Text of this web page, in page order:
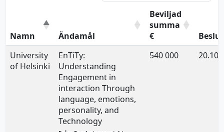
Namn Ändamål
Beviljad
summa
€
University
of Helsinki
EnTiTy:
Understanding
Engagement in
interaction Through
language, emotions,
personality, and
Technology
540 000